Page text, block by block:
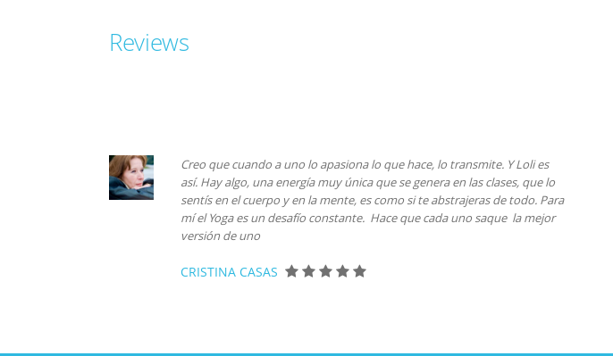
Reviews
Creo que cuando a uno lo apasiona lo que hace, lo transmite. Y Loli es
así. Hay algo, una energía muy única que se genera en las clases, que lo
sentís en el cuerpo y en la mente, es como si te abstrajeras de todo. Para
mí el Yoga es un desafío constante. Hace que cada uno saque la mejor
versión de uno
CRISTINA CASAS